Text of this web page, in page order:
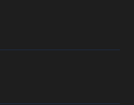
con nosotros